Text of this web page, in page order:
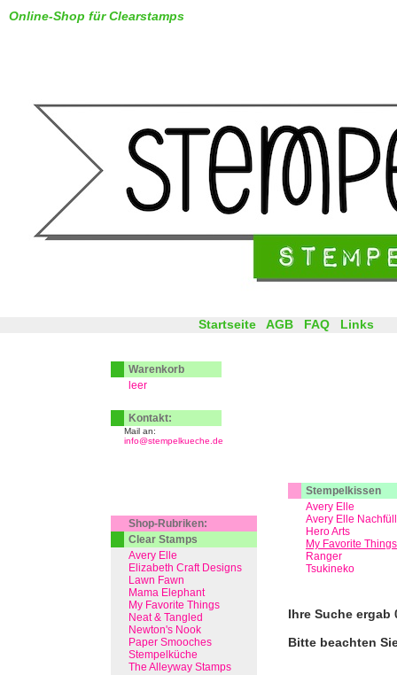
Online-Shop für Clearstamps
Stempelkissen
Avery Elle
Avery Elle
Hero Arts
My Favorite Things
Ranger
Tsukineko
Ihre Suche ergab
Bitte beachten
Startseite AGB FAQ Links
Warenkorb
leer
Kontakt:
Mail an:
info@stempelkueche.de
Shop-Rubriken:
Clear Stamps
Avery Elle
Elizabeth Craft Designs
Lawn Fawn
Mama Elephant
My Favorite Things
Neat & Tangled
Newton's Nook
Paper Smooches
Stempelküche
The Alleyway Stamps